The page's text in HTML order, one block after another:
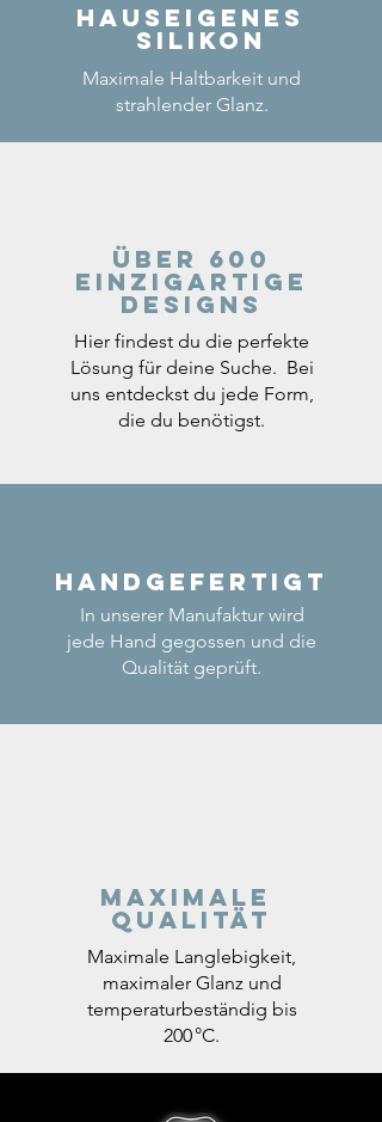
Hauseigenes
Silikon
Maximale Haltbarkeit und
strahlender Glanz.
Über 600
einzigartige
Designs
Hier findest du die perfekte
Lösung für deine Suche. Bei
uns entdeckst du jede Form,
die du benötigst.
Handgefertigt
In unserer Manufaktur wird
jede Hand gegossen und die
Qualität geprüft.
Maximale
Qualität
Maximale Langlebigkeit,
maximaler Glanz und
temperaturbeständig bis
200 °C.